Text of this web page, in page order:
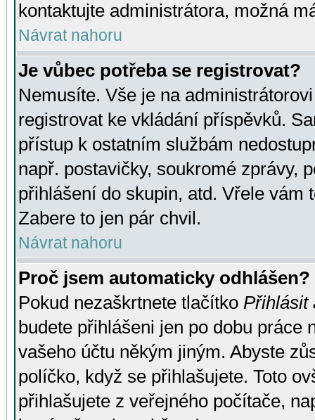
kontaktujte administrátora, možná
Návrat nahoru
Je vůbec potřeba se registrovat?
Nemusíte. Vše je na
registrovat ke vkládání příspěvků.
přístup k ostatním službám
např. postavičky, soukromé zprávy,
přihlášení do skupin, atd. Vřele vám
Zabere to jen pár chvil.
Návrat nahoru
Proč jsem automaticky odhlášen?
Pokud nezaškrtnete tlačítko Přihlásit
budete přihlášeni jen po dobu práce
vašeho účtu někým jiným. Abyste
políčko, když se přihlašujete. Toto
přihlašujete z veřejného počítače,